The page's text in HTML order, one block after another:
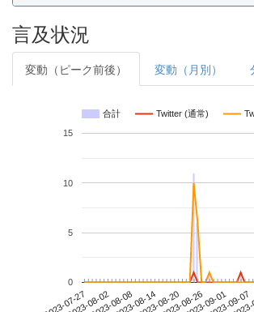
言及状況
変動（ピーク前後） 変動（月別）
合計 Twitter (通常)
2023-07-272023-08-022023-08-082023-08-142023-08-202023-08-262023-09-012023-09-07
0
5
10
15